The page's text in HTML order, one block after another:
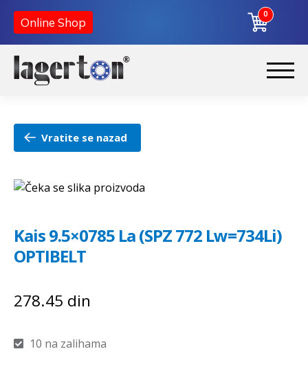
Online Shop
0
Početna
O nama
Kontakt
Vratite se nazad
Kais 9.5×0785 La (SPZ 772 Lw=734Li)
OPTIBELT
278.45 din
10 na zalihama